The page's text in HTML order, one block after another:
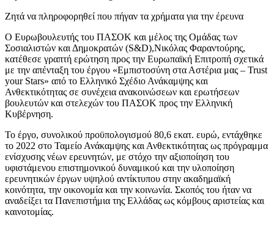
Ζητά να πληροφορηθεί που πήγαν τα χρήματα για την έρευνα
Ο Ευρωβουλευτής του ΠΑΣΟΚ και μέλος της Ομάδας των
Σοσιαλιστών και Δημοκρατών (S&D),Νικόλας Φαραντούρης,
κατέθεσε γραπτή ερώτηση προς την Ευρωπαϊκή Επιτροπή σχετικά
με την απένταξη του έργου «Εμπιστοσύνη στα Αστέρια μας – Trust
your Stars» από το Ελληνικό Σχέδιο Ανάκαμψης και
Ανθεκτικότητας σε συνέχεια ανακοινώσεων και ερωτήσεων
βουλευτών και στελεχών του ΠΑΣΟΚ προς την Ελληνική
Κυβέρνηση.
Το έργο, συνολικού προϋπολογισμού 80,6 εκατ. ευρώ, εντάχθηκε
το 2022 στο Ταμείο Ανάκαμψης και Ανθεκτικότητας ως πρόγραμμα
ενίσχυσης νέων ερευνητών, με στόχο την αξιοποίηση του
υφιστάμενου επιστημονικού δυναμικού και την υλοποίηση
ερευνητικών έργων υψηλού αντίκτυπου στην ακαδημαϊκή
κοινότητα, την οικονομία και την κοινωνία. Σκοπός του ήταν να
αναδείξει τα Πανεπιστήμια της Ελλάδας ως κόμβους αριστείας και
καινοτομίας.